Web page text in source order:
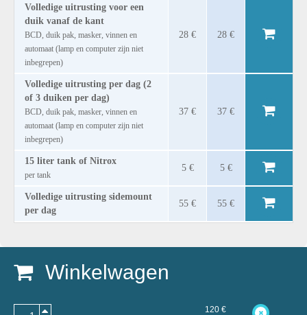
Volledige uitrusting voor een
duik vanaf de kant
BCD, duik pak, masker, vinnen en
automaat (lamp en computer zijn niet
inbegrepen)
28 € 28 €
Volledige uitrusting per dag (2
of 3 duiken per dag)
BCD, duik pak, masker, vinnen en
automaat (lamp en computer zijn niet
inbegrepen)
37 € 37 €
15 liter tank of Nitrox
per tank
5 € 5 €
Volledige uitrusting sidemount
per dag
55 € 55 €
Winkelwagen
120 €